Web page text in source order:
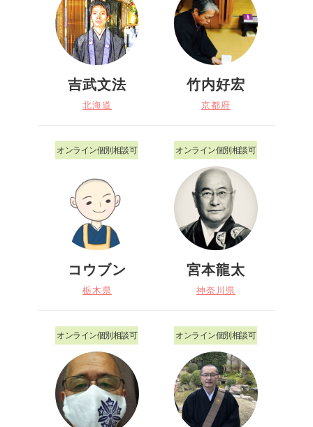
吉武文法
北海道
竹内好宏
京都府
オンライン個別相談可
コウブン
栃木県
オンライン個別相談可
宮本龍太
神奈川県
オンライン個別相談可 オンライン個別相談可